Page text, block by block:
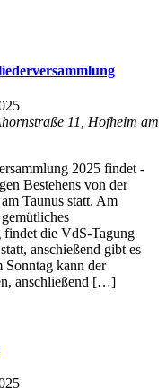
11, Hofheim am
2025 findet -
Bestehens von der
Taunus statt. Am
findet die VdS-Tagung
anschießend gibt es
Sonntag kann der
anschließend […]